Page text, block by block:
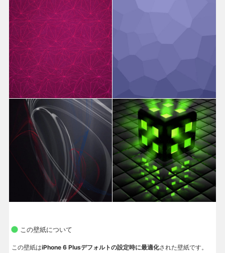
この壁紙について
この壁紙はiPhone 6 Plusデフォルトの設定時に最適化された壁紙です。